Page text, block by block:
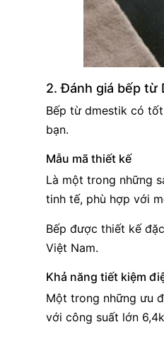
2. Đánh giá bếp từ
Bếp từ dmestik có
bạn.
Mẫu mã thiết kế
Là một trong những
tinh tế, phù hợp với
Bếp được thiết kế
Việt Nam.
Khả năng tiết kiệm
Một trong những ưu
với công suất lớn